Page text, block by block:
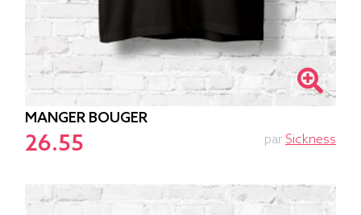
MANGER BOUGER
26.55 par Sickness